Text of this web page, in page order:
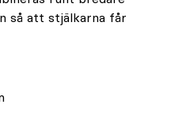
så att stjälkarna får